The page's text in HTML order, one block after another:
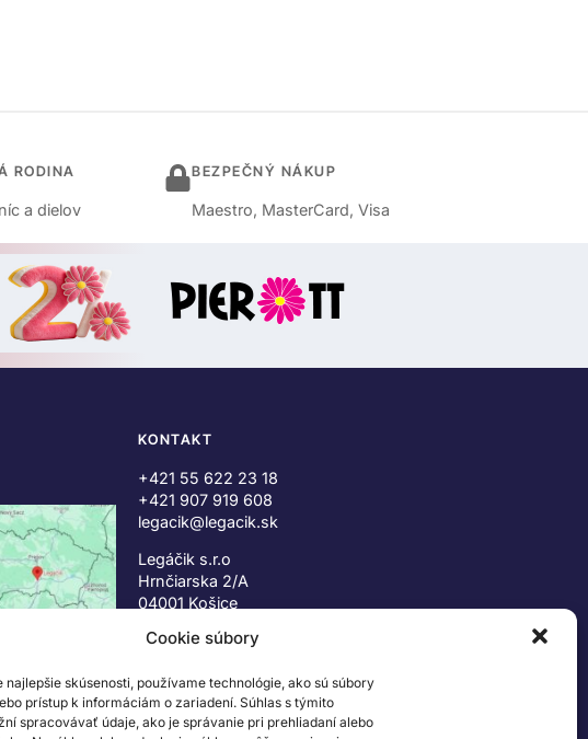
Cookie súbory
skúsenosti, používame technológie, ako sú súbory
prístup k informáciám o zariadení. Súhlas s týmito
spracovávať údaje, ako je správanie pri prehliadaní alebo
RODINA
a dielov
BEZPEČNÝ NÁKUP
Maestro, MasterCard, Visa
KONTAKT
+421 55 622 23 18
+421 907 919 608
legacik@legacik.sk
Legáčik s.r.o
Hrnčiarska 2/A
04001 Košice
IČ DPH: SK2023978330